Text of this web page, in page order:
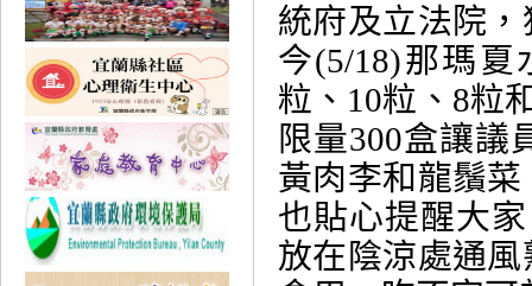
統府及立法院
今(5/18)那瑪
粒、10粒、8粒
限量300盒讓議
黃肉李和龍鬚
也貼心提醒大
放在陰涼處通